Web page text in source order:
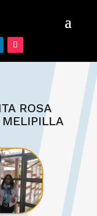
ROSA
MELIPILLA